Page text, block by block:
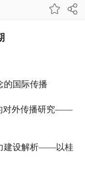
的国际传播
对外传播研究——
建设解析——以桂